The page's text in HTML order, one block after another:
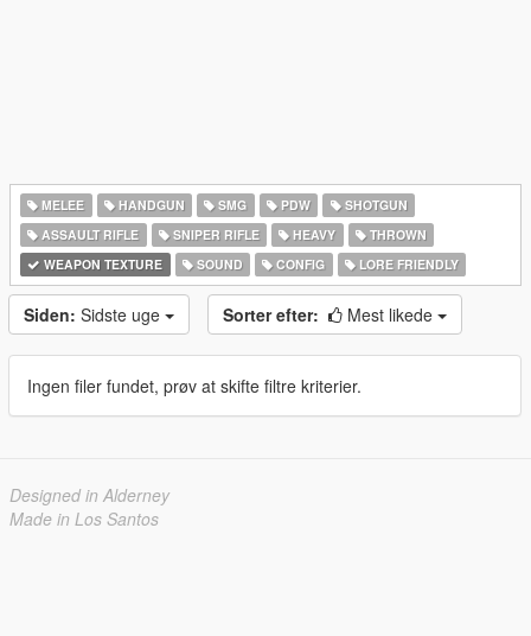
MELEE HANDGUN SMG PDW
SHOTGUN
ASSAULT RIFLE
SNIPER RIFLE HEAVY
THROWN
WEAPON TEXTURE
SOUND CONFIG LORE FRIENDLY
Siden: Sidste uge Sorter efter: Mest likede
Ingen filer fundet, prøv at skifte filtre kriterier.
Designed in Alderney
Made in Los Santos